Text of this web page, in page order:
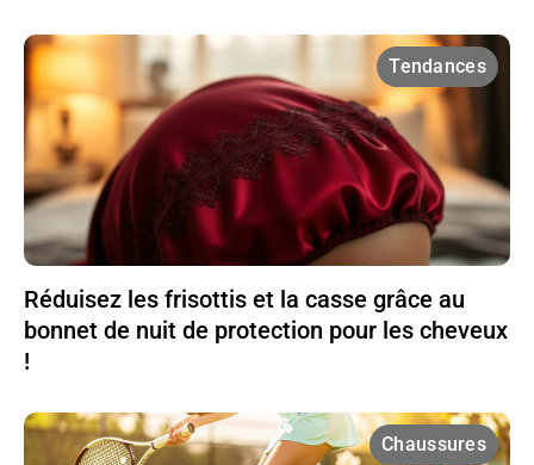
Tendances
Réduisez les frisottis et la casse grâce au
bonnet de nuit de protection pour les cheveux
!
Chaussures